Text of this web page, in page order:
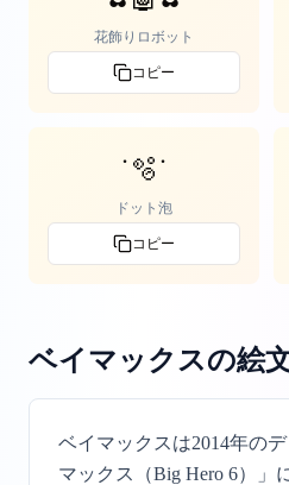
花飾りロボット
コピー
˙🫧˙
ドット泡
コピー
ベイマックスの絵
ベイマックスは2014年の
マックス（Big Hero 6）」